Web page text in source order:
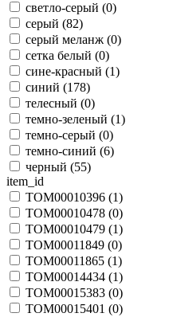
светло-серый (0)
серый (82)
серый меланж (0)
сетка белый (0)
сине-красный (1)
синий (178)
телесный (0)
темно-зеленый (1)
темно-серый (0)
темно-синий (6)
черный (55)
item_id
TOM00010396 (1)
TOM00010478 (0)
TOM00010479 (1)
TOM00011849 (0)
TOM00011865 (1)
TOM00014434 (1)
TOM00015383 (0)
TOM00015401 (0)